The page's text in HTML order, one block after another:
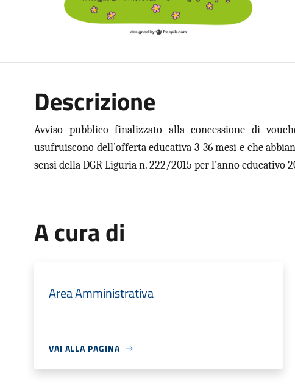
Descrizione
Avviso pubblico finalizzato alla concessione di
usufruiscono dell’offerta educativa 3-36 mesi e che
sensi della DGR Liguria n. 222/2015 per l’anno educativo
A cura di
Area Amministrativa
VAI ALLA PAGINA